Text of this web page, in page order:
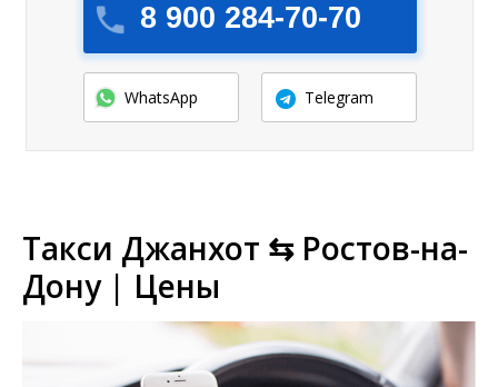
8 900 284-70-70
WhatsApp Telegram
Такси Джанхот ⇆ Ростов-на-
Дону | Цены